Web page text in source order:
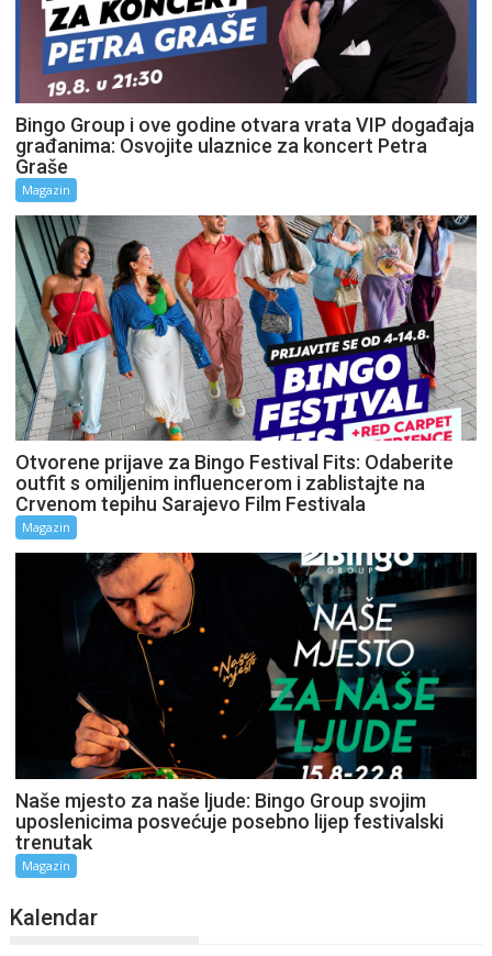
Bingo Group i ove godine otvara vrata VIP događaja
građanima: Osvojite ulaznice za koncert Petra
Graše
Magazin
Otvorene prijave za Bingo Festival Fits: Odaberite
outfit s omiljenim influencerom i zablistajte na
Crvenom tepihu Sarajevo Film Festivala
Magazin
Naše mjesto za naše ljude: Bingo Group svojim
uposlenicima posvećuje posebno lijep festivalski
trenutak
Magazin
Kalendar